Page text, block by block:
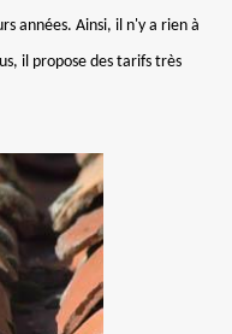
années. Ainsi, il n'y a rien à
il propose des tarifs très